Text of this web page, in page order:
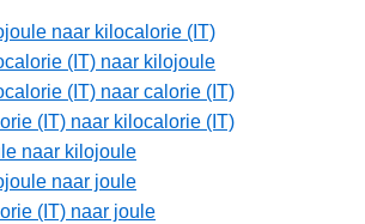
naar kilocalorie (IT)
(IT) naar kilojoule
(IT) naar calorie (IT)
(IT) naar kilocalorie (IT)
naar kilojoule
naar joule
(IT) naar joule